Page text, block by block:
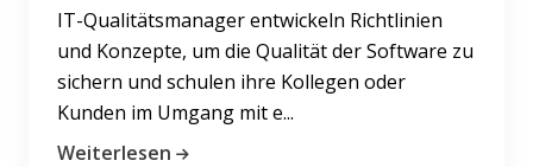
IT-Qualitätsmanager entwickeln Richtlinien
und Konzepte, um die Qualität der Software zu
sichern und schulen ihre Kollegen oder
Kunden im Umgang mit e...
Weiterlesen